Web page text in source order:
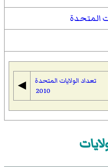
المتحدة
تعداد الولايات المتحدة
2010
◀︎